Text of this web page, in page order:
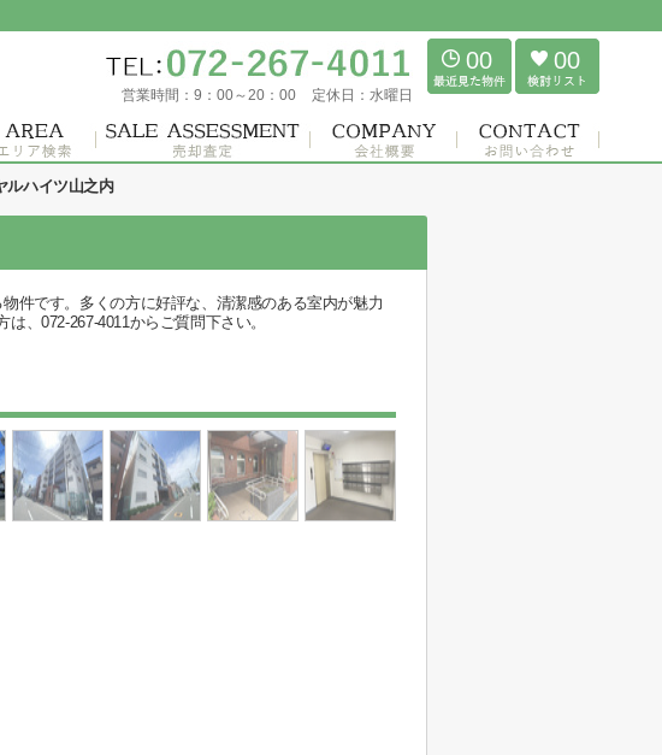
営業時間： 9：00～20：00 定休日： 水曜日
00 00
ルハイツ山之内
件です。多くの方に好評な、清潔感のある室内が魅力
、072-267-4011からご質問下さい。